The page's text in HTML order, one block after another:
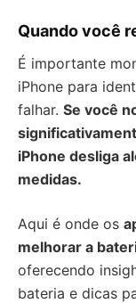
Quando você
É importante
iPhone para
falhar. Se você
iPhone desliga
medidas.
Aqui é onde os
melhorar a
oferecendo
bateria e dicas